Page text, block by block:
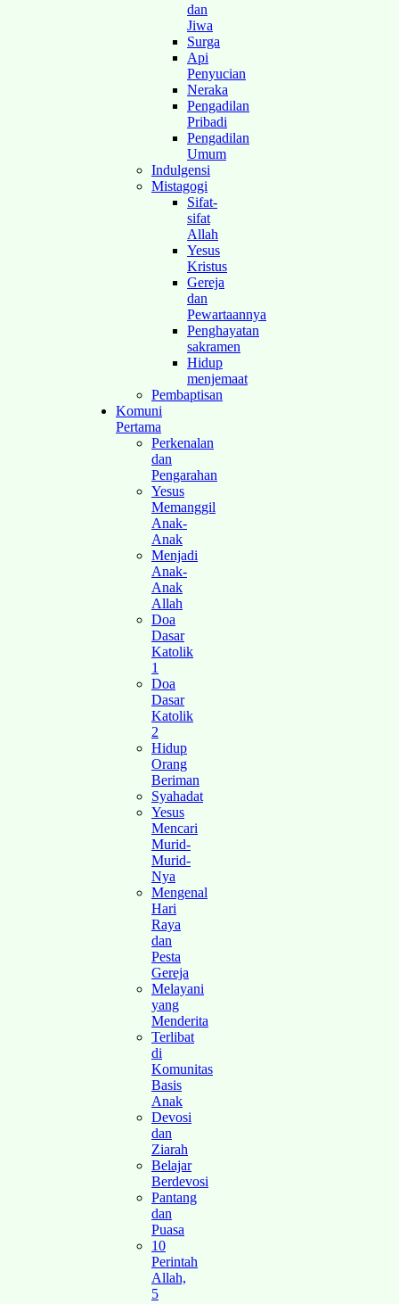
dan
Jiwa
Surga
Api
Penyucian
Neraka
Pengadilan
Pribadi
Pengadilan
Umum
Indulgensi
Mistagogi
Sifat-
sifat
Allah
Yesus
Kristus
Gereja
dan
Pewartaannya
Penghayatan
sakramen
Hidup
menjemaat
Pembaptisan
Komuni
Pertama
Perkenalan
dan
Pengarahan
Yesus
Memanggil
Anak-
Anak
Menjadi
Anak-
Anak
Allah
Doa
Dasar
Katolik
1
Doa
Dasar
Katolik
2
Hidup
Orang
Beriman
Syahadat
Yesus
Mencari
Murid-
Murid-
Nya
Mengenal
Hari
Raya
dan
Pesta
Gereja
Melayani
yang
Menderita
Terlibat
di
Komunitas
Basis
Anak
Devosi
dan
Ziarah
Belajar
Berdevosi
Pantang
dan
Puasa
10
Perintah
Allah,
5